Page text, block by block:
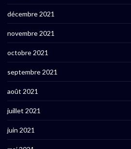
décembre 2021
novembre 2021
octobre 2021
septembre 2021
août 2021
juillet 2021
juin 2021